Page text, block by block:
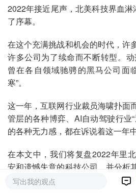
2022年接近尾声，北美科技界血淋
了序幕。
在这个充满挑战和机会的时代，许
许多公司为了续命而不断转型。
曾在各自领域驰骋的黑马公司面
寒”。
这一年，互联网行业裁员海啸扑面
管层的各种博弈、AI自动驾驶行业
的各种无力感，都在诉说着这一年
在本文中，我们将复盘2022年里
安和遗憾失意的科技公司，并分析
个年末，让我们在等待新的一年
写出我的观点